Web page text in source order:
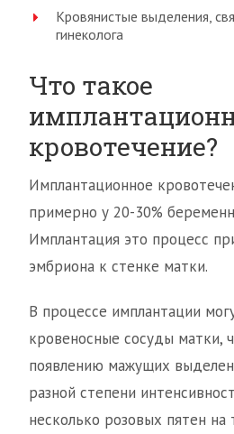
Кровянистые выделения,
гинеколога
Что такое
кровотечение?
Имплантационное
примерно у 20-30%
Имплантация это процесс
эмбриона к стенке матки.
В процессе имплантации
кровеносные сосуды матки,
появлению мажущих
разной степени
несколько розовых пятен на